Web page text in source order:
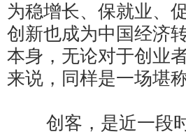
为稳增长、保就业、
创新也成为中国经济
本身，无论对于创业
来说，同样是一场堪
创客，是近一段时